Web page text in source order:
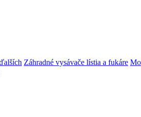
Záhradné vysávače lístia a fukáre